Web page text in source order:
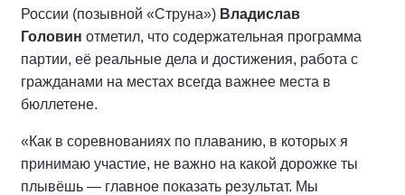
России (позывной «Струна») Владислав
Головин отметил, что содержательная программа
партии, её реальные дела и достижения, работа с
гражданами на местах всегда важнее места в
бюллетене.
«Как в соревнованиях по плаванию, в которых я
принимаю участие, не важно на какой дорожке ты
плывёшь — главное показать результат. Мы